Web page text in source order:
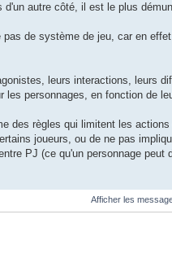
autre côté, il est le plus
de système de jeu, car en
leurs interactions, leurs
les personnages, en fonction de
des règles qui limitent les
joueurs, ou de ne pas
PJ (ce qu'un personnage
Afficher les